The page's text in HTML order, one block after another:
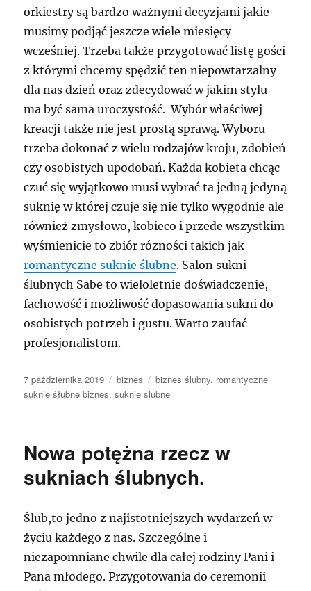
orkiestry są bardzo ważnymi decyzjami jakie
musimy podjąć jeszcze wiele miesięcy
wcześniej. Trzeba także przygotować listę gości
z którymi chcemy spędzić ten niepowtarzalny
dla nas dzień oraz zdecydować w jakim stylu
ma być sama uroczystość. Wybór właściwej
kreacji także nie jest prostą sprawą. Wyboru
trzeba dokonać z wielu rodzajów kroju, zdobień
czy osobistych upodobań. Każda kobieta chcąc
czuć się wyjątkowo musi wybrać ta jedną jedyną
suknię w której czuje się nie tylko wygodnie ale
również zmysłowo, kobieco i przede wszystkim
wyśmienicie to zbiór rózności takich jak
romantyczne suknie ślubne. Salon sukni
ślubnych Sabe to wieloletnie doświadczenie,
fachowość i możliwość dopasowania sukni do
osobistych potrzeb i gustu. Warto zaufać
profesjonalistom.
Data
publikacji
7 października 2019 Kategorie
biznes Tagi
biznes ślubny, romantyczne
suknie śłubne biznes,suknie ślubne
Nowa potężna rzecz w
sukniach ślubnych.
Ślub,to jedno z najistotniejszych wydarzeń w
życiu każdego z nas. Szczególne i
niezapomniane chwile dla całej rodziny Pani i
Pana młodego. Przygotowania do ceremonii